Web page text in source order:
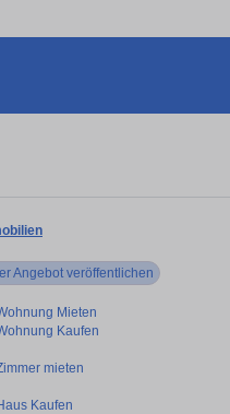
Angebot veröffentlichen
Mieten
Kaufen
mieten
Kaufen